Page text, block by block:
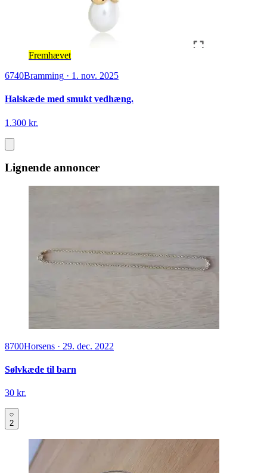
Fremhævet
6740Bramming · 1. nov. 2025
Halskæde med smukt vedhæng.
1.300 kr.
Lignende annoncer
8700Horsens · 29. dec. 2022
Sølvkæde til barn
30 kr.
2